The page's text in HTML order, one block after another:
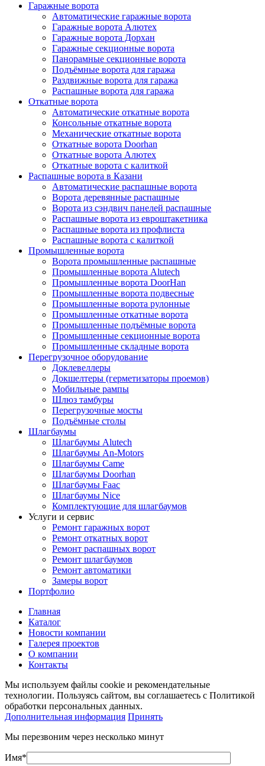
Гаражные ворота
Автоматические гаражные ворота
Гаражные ворота Алютех
Гаражные ворота Дорхан
Гаражные секционные ворота
Панорамные секционные ворота
Подъёмные ворота для гаража
Раздвижные ворота для гаража
Распашные ворота для гаража
Откатные ворота
Автоматические откатные ворота
Консольные откатные ворота
Механические откатные ворота
Откатные ворота Doorhan
Откатные ворота Алютех
Откатные ворота с калиткой
Распашные ворота в Казани
Автоматические распашные ворота
Ворота деревянные распашные
Ворота из сэндвич панелей распашные
Распашные ворота из евроштакетника
Распашные ворота из профлиста
Распашные ворота с калиткой
Промышленные ворота
Ворота промышленные распашные
Промышленные ворота Alutech
Промышленные ворота DoorHan
Промышленные ворота подвесные
Промышленные ворота рулонные
Промышленные откатные ворота
Промышленные подъёмные ворота
Промышленные секционные ворота
Промышленные складные ворота
Перегрузочное оборудование
Доклевеллеры
Докшелтеры (герметизаторы проемов)
Мобильные рампы
Шлюз тамбуры
Перегрузочные мосты
Подъёмные столы
Шлагбаумы
Шлагбаумы Alutech
Шлагбаумы An-Motors
Шлагбаумы Came
Шлагбаумы Doorhan
Шлагбаумы Faac
Шлагбаумы Nice
Комплектующие для шлагбаумов
Услуги и сервис
Ремонт гаражных ворот
Ремонт откатных ворот
Ремонт распашных ворот
Ремонт шлагбаумов
Ремонт автоматики
Замеры ворот
Портфолио
Главная
Каталог
Новости компании
Галерея проектов
О компании
Контакты
Мы используем файлы cookie и рекомендательные
технологии. Пользуясь сайтом, вы соглашаетесь с Политикой
обработки персональных данных.
Дополнительная информация Принять
Мы перезвоним через несколько минут
Имя*